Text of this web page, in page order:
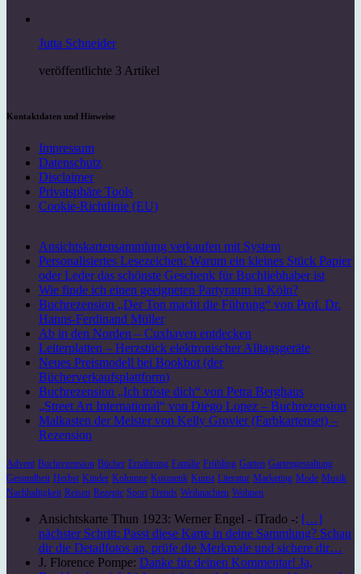
Jutta Schneider
veröffentlichte 3 Artikel
Kontaktdaten und Hinweise
Impressum
Datenschutz
Disclaimer
Privatsphäre Tools
Cookie-Richtlinie (EU)
Ansichtskartensammlung verkaufen mit System
Personalisiertes Lesezeichen: Warum ein kleines Stück Papier
oder Leder das schönste Geschenk für Buchliebhaber ist
Wie finde ich einen geeigneten Partyraum in Köln?
Buchrezension „Der Ton macht die Führung“ von Prof. Dr.
Hanns-Ferdinand Müller
Ab in den Norden – Cuxhaven entdecken
Leiterplatten – Herzstück elektronischer Alltagsgeräte
Neues Preismodell bei Bookbot (der
Bücherverkaufsplattform)
Buchrezension „Ich tröste dich“ von Petra Berghaus
„Street Art International“ von Diego Lopez – Buchrezension
Malkasten der Meister von Kelly Grovier (Farbkartenset) –
Rezension
Advent Buchrezension Bücher Ernährung Familie Frühling Garten Gartengestaltung
Gesundheit Herbst Kinder Kolumne Kosmetik Kunst Literatur Marketing Mode Musik
Nachhaltigkeit Reisen Rezepte Sport Trends Weihnachten Wohnen
Ansichtskarte Thun 1923: Werner Engel - iTrado -: […]
nächster Schritt: Passt diese Karte in deine Sammlung? Schau
dir die Detailfotos an, prüfe die Merkmale und sichere dir…
J. Florence Pompe: Danke für deinen Kommentar! Ja,